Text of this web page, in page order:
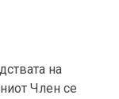
на
Член се